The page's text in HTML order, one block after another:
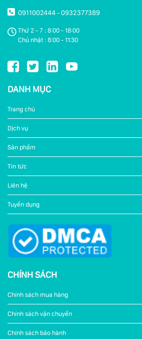
0911002444 - 0932377389
Thứ 2 - 7 : 8:00 - 18:00
Chủ nhật : 8:00 - 11:30
DANH MỤC
Trang chủ
Dịch vụ
Sản phẩm
Tin tức
Liên hệ
Tuyển dụng
CHÍNH SÁCH
Chính sách mua hàng
Chính sách vận chuyển
Chính sách bảo hành